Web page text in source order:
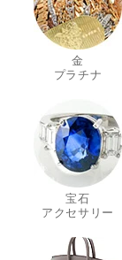
金
プラチナ
宝石
アクセサリー